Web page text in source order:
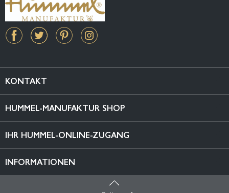
KONTAKT
HUMMEL-MANUFAKTUR SHOP
IHR HUMMEL-ONLINE-ZUGANG
INFORMATIONEN